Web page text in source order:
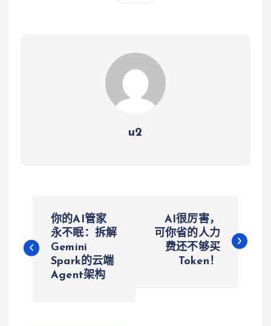
u2
章
你的AI管家
永不眠：拆解
Gemini
Spark的云端
Agent架构
AI很厉害，
可你省的人力
费还不够买
Token！